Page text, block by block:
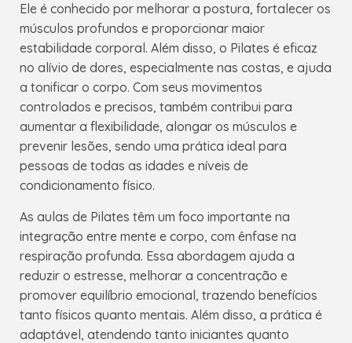
Ele é conhecido por melhorar a postura, fortalecer os
músculos profundos e proporcionar maior
estabilidade corporal. Além disso, o Pilates é eficaz
no alívio de dores, especialmente nas costas, e ajuda
a tonificar o corpo. Com seus movimentos
controlados e precisos, também contribui para
aumentar a flexibilidade, alongar os músculos e
prevenir lesões, sendo uma prática ideal para
pessoas de todas as idades e níveis de
condicionamento físico.
As aulas de Pilates têm um foco importante na
integração entre mente e corpo, com ênfase na
respiração profunda. Essa abordagem ajuda a
reduzir o estresse, melhorar a concentração e
promover equilíbrio emocional, trazendo benefícios
tanto físicos quanto mentais. Além disso, a prática é
adaptável, atendendo tanto iniciantes quanto